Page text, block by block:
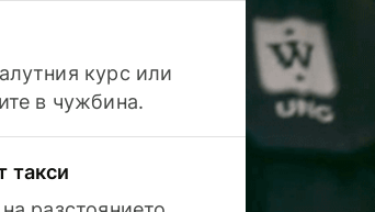
курс или
в чужбина.
такси